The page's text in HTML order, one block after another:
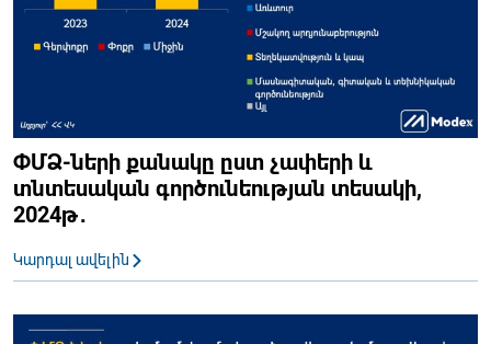
ՓՄՁ-ների քանակը ըստ չափերի և
տնտեսական գործունեության տեսակի,
2024թ․
Կարդալ ավելին